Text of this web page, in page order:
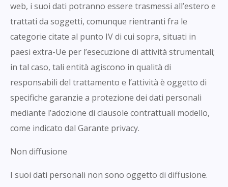
web, i suoi dati potranno essere trasmessi all’estero e
trattati da soggetti, comunque rientranti fra le
categorie citate al punto IV di cui sopra, situati in
paesi extra-Ue per l’esecuzione di attività strumentali;
in tal caso, tali entità agiscono in qualità di
responsabili del trattamento e l’attività è oggetto di
specifiche garanzie a protezione dei dati personali
mediante l’adozione di clausole contrattuali modello,
come indicato dal Garante privacy.
Non diffusione
I suoi dati personali non sono oggetto di diffusione.